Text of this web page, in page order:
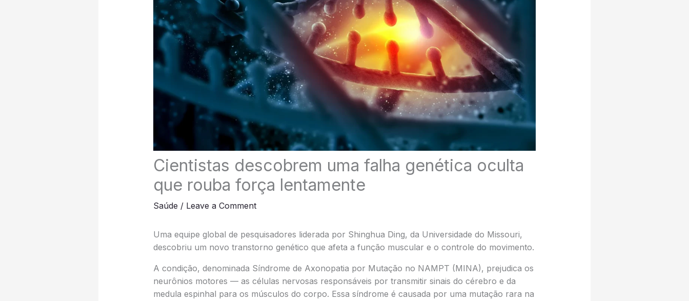
Cientistas descobrem uma falha genética oculta
que rouba força lentamente
Saúde / Leave a Comment
Uma equipe global de pesquisadores liderada por Shinghua Ding, da Universidade do Missouri,
descobriu um novo transtorno genético que afeta a função muscular e o controle do movimento.
A condição, denominada Síndrome de Axonopatia por Mutação no NAMPT (MINA), prejudica os
neurônios motores — as células nervosas responsáveis por transmitir sinais do cérebro e da
medula espinhal para os músculos do corpo. Essa síndrome é causada por uma mutação rara na